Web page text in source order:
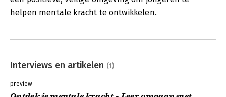
helpen mentale kracht te ontwikkelen.
Interviews en artikelen (1)
preview